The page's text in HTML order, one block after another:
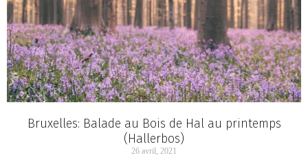
Bruxelles: Balade au Bois de Hal au printemps
(Hallerbos)
26 avril, 2021